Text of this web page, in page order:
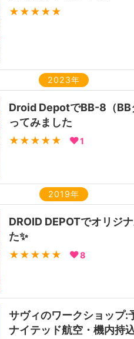
★★★★★
2023年
Droid DepotでBB-8（BB
ってみました
★★★★★ 1
2019年
DROID DEPOTでオリジ
た✨
★★★★★ 8
サヴィのワークショップ:
ナイテッド航空・機内持